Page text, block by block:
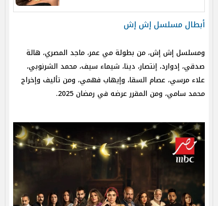
أبطال مسلسل إش إش
ومسلسل إش إش، من بطولة مي عمر، ماجد المصري، هالة
صدقي، إدوارد، إنتصار، دينا، شيماء سيف، محمد الشرنوبي،
علاء مرسي، عصام السقا، وإيهاب فهمي، ومن تأليف وإخراج
محمد سامي، ومن المقرر عرضه في رمضان 2025.